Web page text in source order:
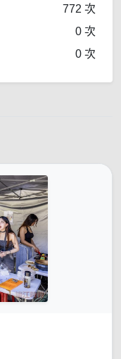
772 次
0 次
0 次